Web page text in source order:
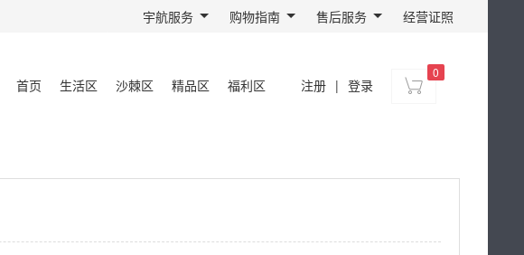
宇航服务 购物指南 售后服务 经营证照
首页 生活区 沙棘区 精品区 福利区 注册 | 登录
0